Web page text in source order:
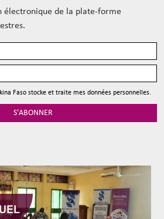
électronique de la plate-forme
Faso stocke et traite mes données personnelles.
S'ABONNER